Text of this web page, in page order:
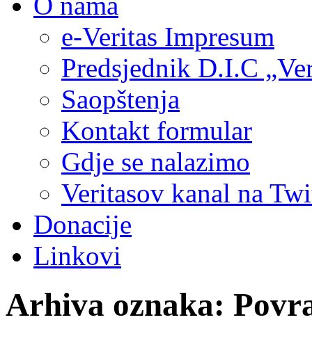
e-Veritas Impresum
Predsjednik D.I.C
Saopštenja
Kontakt formular
Gdje se nalazimo
Veritasov kanal na
Donacije
Linkovi
Arhiva oznaka: